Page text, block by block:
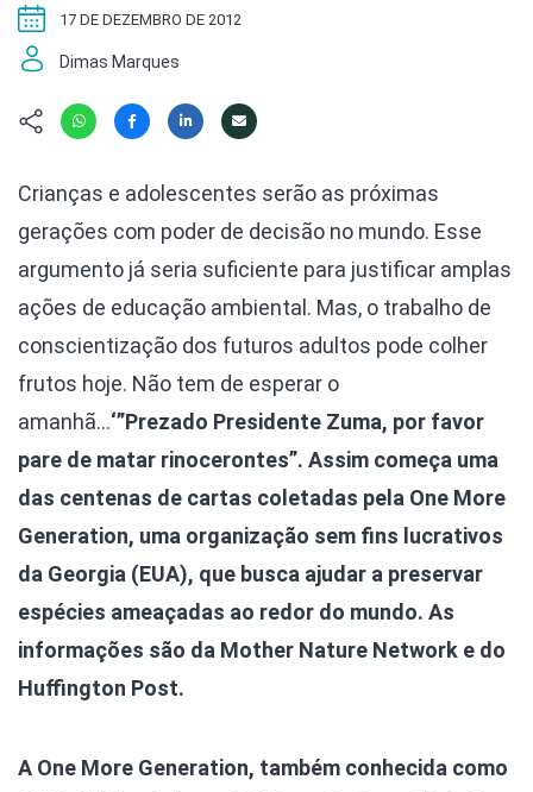
Kit
Políticas
Saúde,
Segunda
Túnel do
Universo
Missão
Cursos
Dimas Marques
17 DE DEZEMBRO DE 2012
Crianças e adolescentes serão as próximas
gerações com poder de decisão no mundo. Esse
argumento já seria suficiente para justificar amplas
ações de educação ambiental. Mas, o trabalho de
conscientização dos futuros adultos pode colher
frutos hoje. Não tem de esperar o
amanhã…‘”Prezado Presidente Zuma, por favor
pare de matar rinocerontes”. Assim começa uma
das centenas de cartas coletadas pela One More
Generation, uma organização sem fins lucrativos
da Georgia (EUA), que busca ajudar a preservar
espécies ameaçadas ao redor do mundo. As
informações são da Mother Nature Network e do
Huffington Post.
A One More Generation, também conhecida como